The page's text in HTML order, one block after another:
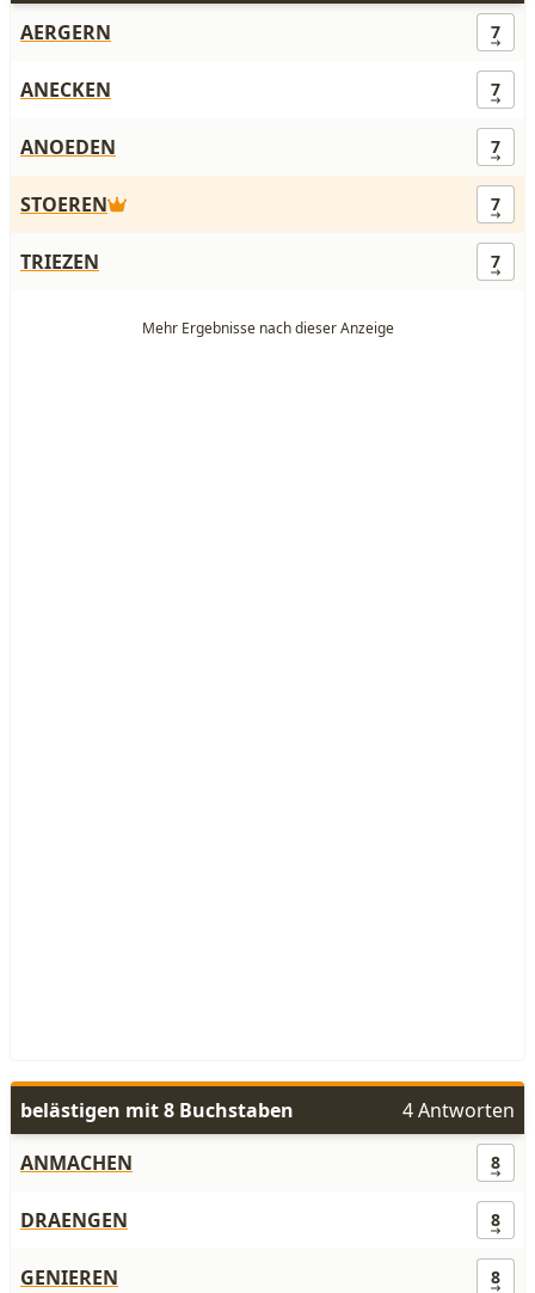
AERGERN
7
ANECKEN 7
ANOEDEN 7
STOEREN 7
TRIEZEN 7
belästigen mit 8 Buchstaben
4 Antworten
ANMACHEN
8
DRAENGEN 8
GENIEREN 8